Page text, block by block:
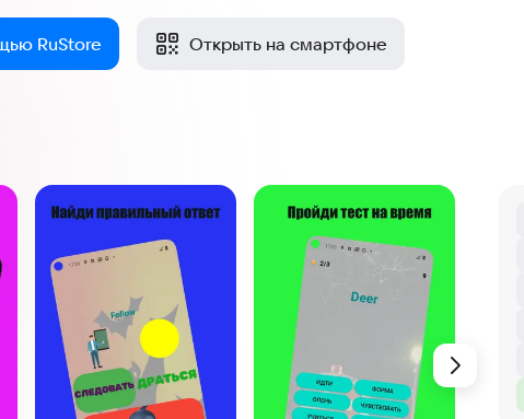
RuStore Открыть на смартфоне